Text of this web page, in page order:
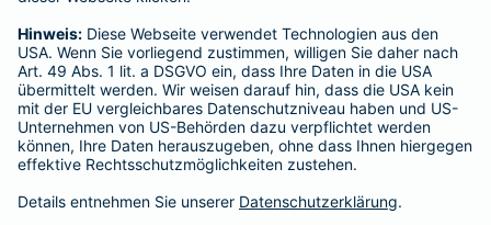
Adresse ändern
Schaden melden
Kilometerstandsmeldung
Serviceübersicht